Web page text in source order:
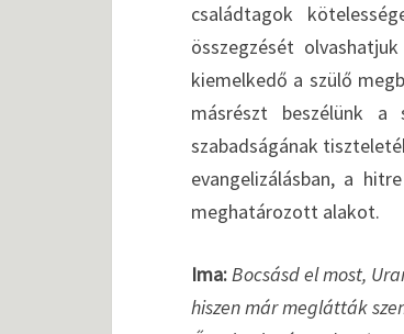
családtagok
összegzését
kiemelkedő a szülő
másrészt beszélünk a
szabadságának
evangelizálásban, a
meghatározott alakot.
Ima:Bocsásd el most,
hiszen már meglátták